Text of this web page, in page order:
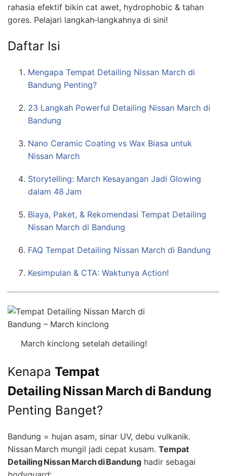
rahasia efektif bikin cat awet, hydrophobic & tahan
gores. Pelajari langkah‑langkahnya di sini!
Daftar Isi
Mengapa Tempat Detailing Nissan March di
Bandung Penting?
23 Langkah Powerful Detailing Nissan March di
Bandung
Nano Ceramic Coating vs Wax Biasa untuk
Nissan March
Storytelling: March Kesayangan Jadi Glowing
dalam 48 Jam
Biaya, Paket, & Rekomendasi Tempat Detailing
Nissan March di Bandung
FAQ Tempat Detailing Nissan March di Bandung
Kesimpulan & CTA: Waktunya Action!
March kinclong setelah detailing!
Kenapa Tempat
Detailing Nissan March di Bandung
Penting Banget?
Bandung = hujan asam, sinar UV, debu vulkanik.
Nissan March mungil jadi cepat kusam. Tempat
Detailing Nissan March di Bandung hadir sebagai